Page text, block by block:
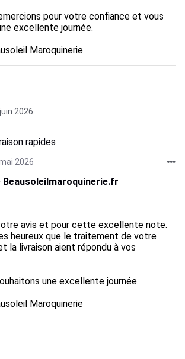
pour votre confiance et vous
excellente journée.
Maroquinerie
2026
rapides
2026
Beausoleilmaroquinerie.fr
avis et pour cette excellente note.
heureux que le traitement de votre
la livraison aient répondu à vos
une excellente journée.
Maroquinerie